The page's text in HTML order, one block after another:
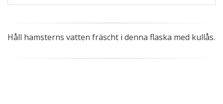
Håll hamsterns vatten fräscht i denna flaska med kullås.